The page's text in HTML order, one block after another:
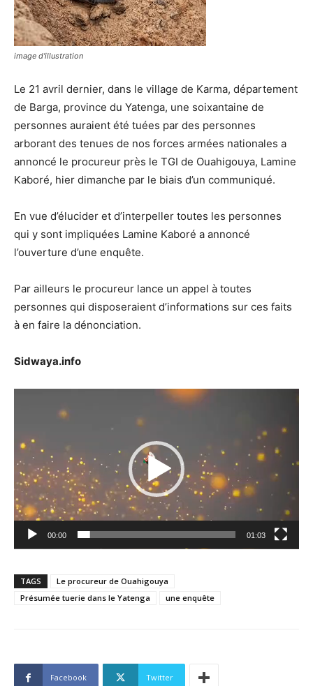
image d'illustration
Le 21 avril dernier, dans le village de Karma, département
de Barga, province du Yatenga, une soixantaine de
personnes auraient été tuées par des personnes
arborant des tenues de nos forces armées nationales a
annoncé le procureur près le TGI de Ouahigouya, Lamine
Kaboré, hier dimanche par le biais d’un communiqué.
En vue d’élucider et d’interpeller toutes les personnes
qui y sont impliquées Lamine Kaboré a annoncé
l’ouverture d’une enquête.
Par ailleurs le procureur lance un appel à toutes
personnes qui disposeraient d’informations sur ces faits
à en faire la dénonciation.
Sidwaya.info
Lecteur
00:00 01:03
TAGS
Le procureur de Ouahigouya
Présumée tuerie dans le Yatenga
une enquête
Facebook Twitter